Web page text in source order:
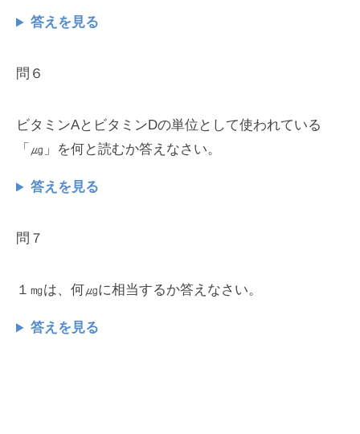
答えを見る
問６
ビタミンAとビタミンDの単位として使われている
「㎍」を何と読むか答えなさい。
答えを見る
問７
１㎎は、何㎍に相当するか答えなさい。
答えを見る